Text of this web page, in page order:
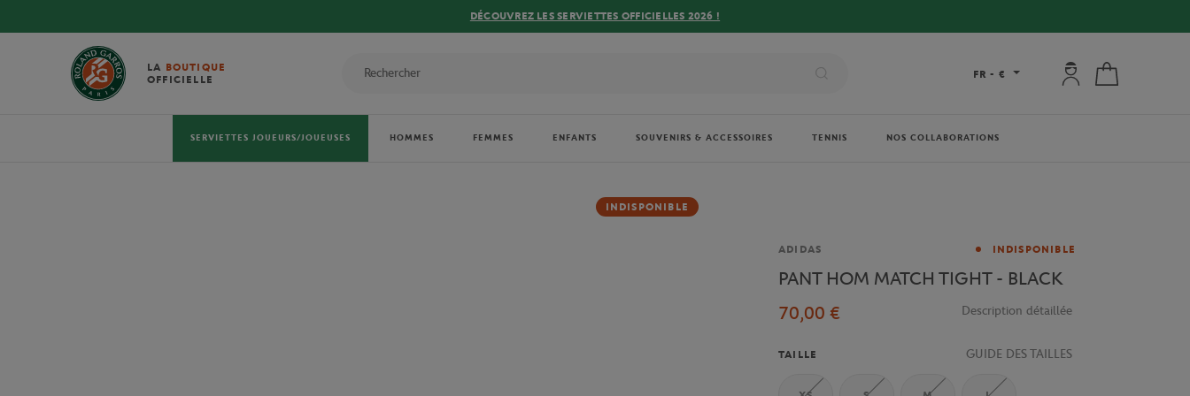
DÉCOUVREZ LES SERVIETTES OFFICIELLES 2026 !
LA BOUTIQUE
OFFICIELLE
FR - € Mon compte : se
SERVIETTES JOUEURS/JOUEUSES HOMMES FEMMES ENFANTS SOUVENIRS & ACCESSOIRES TENNIS NOS COLLABORATIONS
INDISPONIBLE
Marque
ADIDAS INDISPONIBLE
PANT HOM MATCH TIGHT - BLACK
70,00 €
Description détaillée
TAILLE GUIDE DES TAILLES